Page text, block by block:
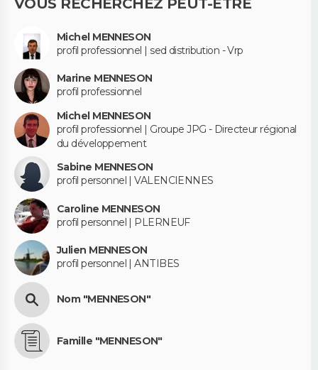
VOUS RECHERCHEZ PEUT-ÊTRE
Michel MENNESON
profil professionnel | sed distribution - Vrp
Marine MENNESON
profil professionnel
Michel MENNESON
profil professionnel | Groupe JPG - Directeur régional
du développement
Sabine MENNESON
profil personnel | VALENCIENNES
Caroline MENNESON
profil personnel | PLERNEUF
Julien MENNESON
profil personnel | ANTIBES
Nom "MENNESON"
Famille "MENNESON"